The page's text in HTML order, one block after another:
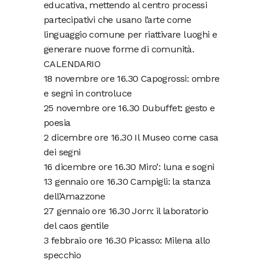
educativa, mettendo al centro processi
partecipativi che usano l’arte come
linguaggio comune per riattivare luoghi e
generare nuove forme di comunità.
CALENDARIO
18 novembre ore 16.30 Capogrossi: ombre
e segni in controluce
25 novembre ore 16.30 Dubuffet: gesto e
poesia
2 dicembre ore 16.30 Il Museo come casa
dei segni
16 dicembre ore 16.30 Miro’: luna e sogni
13 gennaio ore 16.30 Campigli: la stanza
dell’Amazzone
27 gennaio ore 16.30 Jorn: il laboratorio
del caos gentile
3 febbraio ore 16.30 Picasso: Milena allo
specchio